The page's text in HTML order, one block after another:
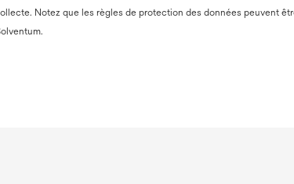
Notez que les règles de protection des données peuvent